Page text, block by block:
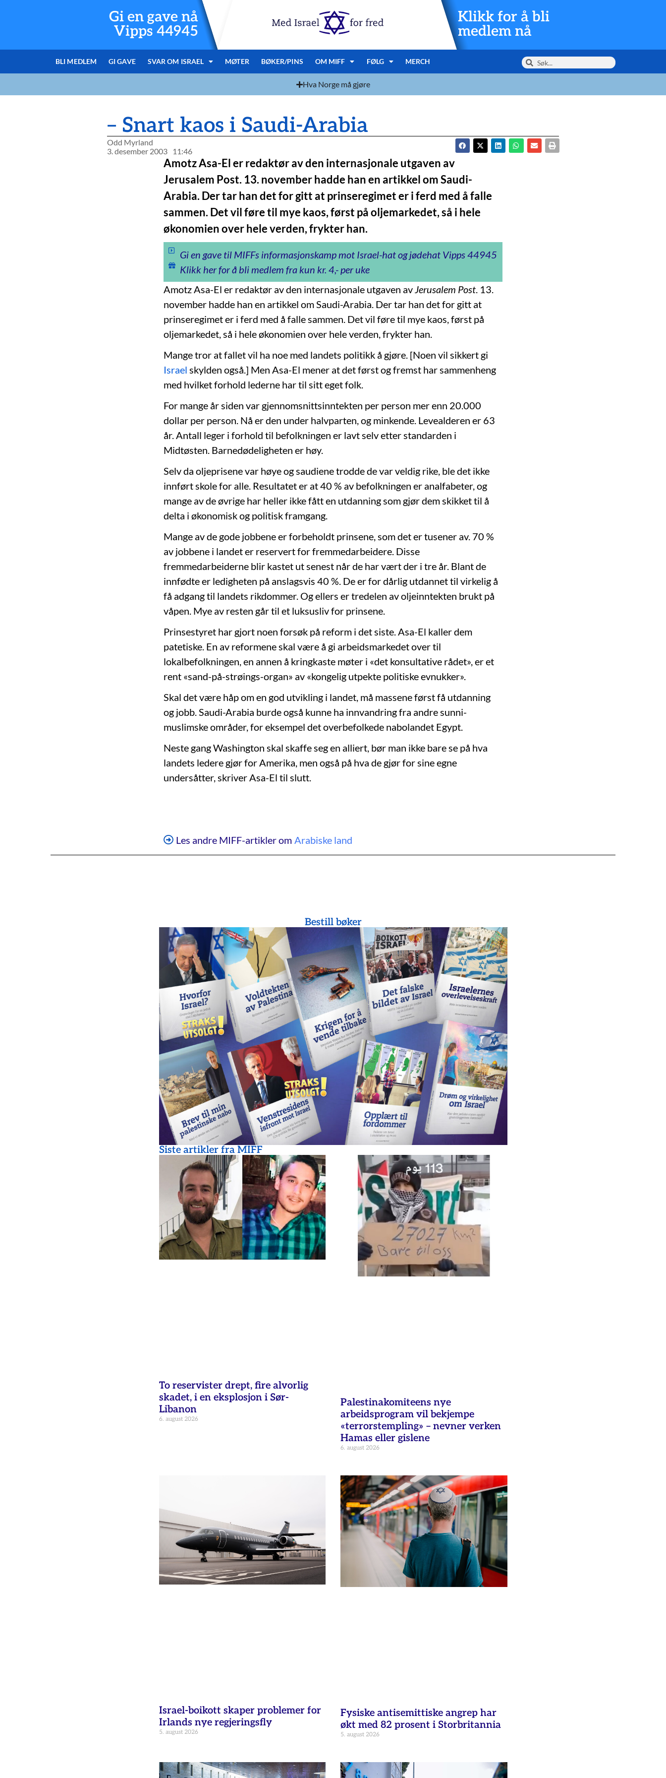
Gi en gave nå
Vipps 44945
Klikk for å bli
medlem nå
BLI MEDLEM GI GAVE SVAR OM ISRAEL MØTER BØKER/PINS OM MIFF FØLG MERCH
Hva Norge må gjøre
– Snart kaos i Saudi-Arabia
Odd Myrland
3. desember 2003
11:46
Amotz Asa-El er redaktør av den internasjonale utgaven av
Jerusalem Post. 13. november hadde han en artikkel om Saudi-
Arabia. Der tar han det for gitt at prinseregimet er i ferd med å falle
sammen. Det vil føre til mye kaos, først på oljemarkedet, så i hele
økonomien over hele verden, frykter han.
Gi en gave til MIFFs informasjonskamp mot Israel-hat og jødehat Vipps 44945
Klikk her for å bli medlem fra kun kr. 4,- per uke
Amotz Asa-El er redaktør av den internasjonale utgaven avJerusalem Post. 13.
november hadde han en artikkel om Saudi-Arabia. Der tar han det for gitt at
prinseregimet er i ferd med å falle sammen. Det vil føre til mye kaos, først på
oljemarkedet, så i hele økonomien over hele verden, frykter han.
Mange tror at fallet vil ha noe med landets politikk å gjøre. [Noen vil sikkert gi
Israel skylden også.] Men Asa-El mener at det først og fremst har sammenheng
med hvilket forhold lederne har til sitt eget folk.
For mange år siden var gjennomsnittsinntekten per person mer enn 20.000
dollar per person. Nå er den under halvparten, og minkende. Levealderen er 63
år. Antall leger i forhold til befolkningen er lavt selv etter standarden i
Midtøsten. Barnedødeligheten er høy.
Selv da oljeprisene var høye og saudiene trodde de var veldig rike, ble det ikke
innført skole for alle. Resultatet er at 40 % av befolkningen er analfabeter, og
mange av de øvrige har heller ikke fått en utdanning som gjør dem skikket til å
delta i økonomisk og politisk framgang.
Mange av de gode jobbene er forbeholdt prinsene, som det er tusener av. 70 %
av jobbene i landet er reservert for fremmedarbeidere. Disse
fremmedarbeiderne blir kastet ut senest når de har vært der i tre år. Blant de
innfødte er ledigheten på anslagsvis 40 %. De er for dårlig utdannet til virkelig å
få adgang til landets rikdommer. Og ellers er tredelen av oljeinntekten brukt på
våpen. Mye av resten går til et luksusliv for prinsene.
Prinsestyret har gjort noen forsøk på reform i det siste. Asa-El kaller dem
patetiske. En av reformene skal være å gi arbeidsmarkedet over til
lokalbefolkningen, en annen å kringkaste møter i «det konsultative rådet», er et
rent «sand-på-strøings-organ» av «kongelig utpekte politiske evnukker».
Skal det være håp om en god utvikling i landet, må massene først få utdanning
og jobb. Saudi-Arabia burde også kunne ha innvandring fra andre sunni-
muslimske områder, for eksempel det overbefolkede nabolandet Egypt.
Neste gang Washington skal skaffe seg en alliert, bør man ikke bare se på hva
landets ledere gjør for Amerika, men også på hva de gjør for sine egne
undersåtter, skriver Asa-El til slutt.
Les andre MIFF-artikler om Arabiske land
Bestill bøker
Siste artikler fra MIFF
To reservister drept, fire alvorlig
skadet, i en eksplosjon i Sør-
Libanon
6. august 2026
Palestinakomiteens nye
arbeidsprogram vil bekjempe
«terrorstempling» – nevner verken
Hamas eller gislene
6. august 2026
Israel-boikott skaper problemer for
Irlands nye regjeringsfly
5. august 2026
Fysiske antisemittiske angrep har
økt med 82 prosent i Storbritannia
5. august 2026